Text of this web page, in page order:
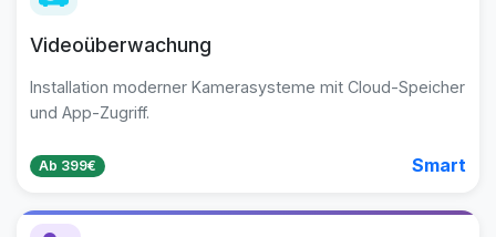
Videoüberwachung
Installation moderner Kamerasysteme mit Cloud-Speicher
und App-Zugriff.
Ab 399€ Smart